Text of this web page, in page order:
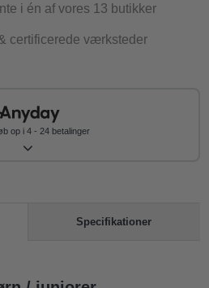
i én af vores 13 butikker
certificerede værksteder
op i 4 - 24 betalinger
Specifikationer